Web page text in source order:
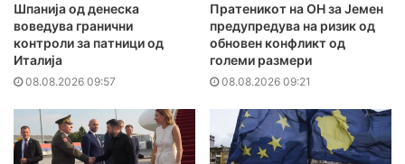
Шпанија од денеска
воведува гранични
контроли за патници од
Италија
08.08.2026 09:57
Пратеникот на ОН за Јемен
предупредува на ризик од
обновен конфликт од
големи размери
08.08.2026 09:21